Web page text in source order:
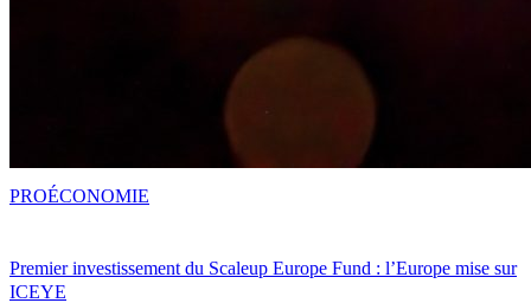
Premier investissement du Scaleup Europe Fund : l’Europe mise sur
ICEYE
PROÉCONOMIE